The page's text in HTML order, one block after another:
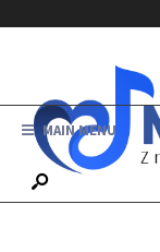
MAIN MENU